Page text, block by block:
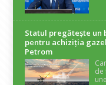
Statul pregătește un
pentru achiziția
Petrom
de